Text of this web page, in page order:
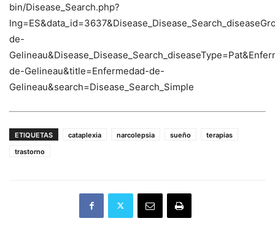
bin/Disease_Search.php?
de-
de-Gelineau&title=Enfermedad-de-
Gelineau&search=Disease_Search_Simple
ETIQUETAS cataplexia narcolepsia sueño
terapias
trastorno